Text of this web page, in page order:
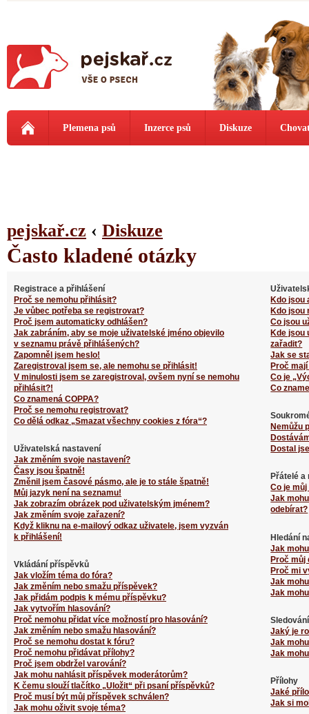
Plemena psů Inzerce psů Diskuze
pejskař.cz ‹ Diskuze
Často kladené otázky
Registrace a přihlášení
Proč se nemohu přihlásit?
Je vůbec potřeba se registrovat?
Proč jsem automaticky odhlášen?
Jak zabráním, aby se moje uživatelské jméno objevilo
v seznamu právě přihlášených?
Zapomněl jsem heslo!
Zaregistroval jsem se, ale nemohu se přihlásit!
V minulosti jsem se zaregistroval, ovšem nyní se nemohu
přihlásit?!
Co znamená COPPA?
Proč se nemohu registrovat?
Co dělá odkaz „Smazat všechny cookies z fóra“?
Uživatelská nastavení
Jak změním svoje nastavení?
Časy jsou špatně!
Změnil jsem časové pásmo, ale je to stále špatně!
Můj jazyk není na seznamu!
Jak zobrazím obrázek pod uživatelským jménem?
Jak změním svoje zařazení?
Když kliknu na e-mailový odkaz uživatele, jsem vyzván
k přihlášení!
Vkládání příspěvků
Jak vložím téma do fóra?
Jak změním nebo smažu příspěvek?
Jak přidám podpis k mému příspěvku?
Jak vytvořím hlasování?
Proč nemohu přidat více možností pro hlasování?
Jak změním nebo smažu hlasování?
Proč se nemohu dostat k fóru?
Proč nemohu přidávat přílohy?
Proč jsem obdržel varování?
Jak mohu nahlásit příspěvek moderátorům?
K čemu slouží tlačítko „Uložit“ při psaní příspěvků?
Proč musí být můj příspěvek schválen?
Jak mohu oživit svoje téma?
Kdo jsou
Kdo jsou
Co jsou
Kde jsou
zařadit?
Jak se
Proč
Co je
Co
Nemůžu
Dostal
Přátelé a
Co je
Jak
odebírat?
Hledání
Jak
Proč můj
Proč mi
Jak
Jak
Jaký je
Jak
Jak
Přílohy
Jaké
Jak si